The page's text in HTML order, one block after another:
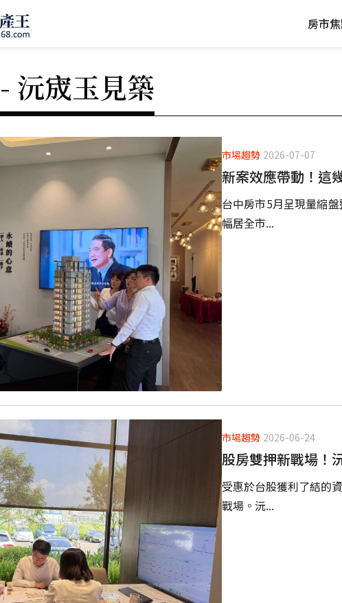
房市
沅宬玉見築
市場趨勢 2026-07-07
新案效應帶動！這
台中房市5月呈現量縮
幅居全市...
市場趨勢 2026-06-24
股房雙押新戰場！
受惠於台股獲利了結的
戰場。沅...